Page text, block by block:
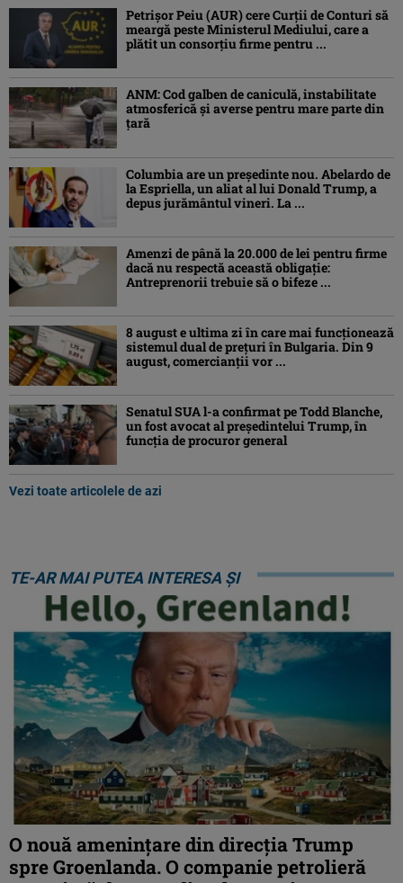
Petrişor Peiu (AUR) cere Curții de Conturi să
meargă peste Ministerul Mediului, care a
plătit un consorţiu firme pentru ...
ANM: Cod galben de caniculă, instabilitate
atmosferică și averse pentru mare parte din
țară
Columbia are un președinte nou. Abelardo de
la Espriella, un aliat al lui Donald Trump, a
depus jurământul vineri. La ...
Amenzi de până la 20.000 de lei pentru firme
dacă nu respectă această obligație:
Antreprenorii trebuie să o bifeze ...
8 august e ultima zi în care mai funcționează
sistemul dual de prețuri în Bulgaria. Din 9
august, comercianții vor ...
Senatul SUA l-a confirmat pe Todd Blanche,
un fost avocat al președintelui Trump, în
funcția de procuror general
Vezi toate articolele de azi
TE-AR MAI PUTEA INTERESA ȘI
O nouă amenințare din direcția Trump
spre Groenlanda. O companie petrolieră